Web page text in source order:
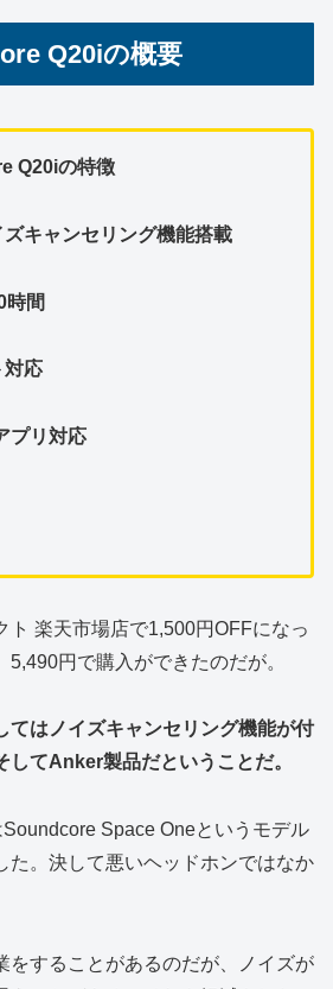
Q20iの概要
Q20iの特徴
ズキャンセリング機能搭載
時間
対応
プリ対応
ト 楽天市場店で1,500円OFFになっ
円で購入ができたのだが。
てはノイズキャンセリング機能が付
してAnker製品だということだ。
Space Oneというモデル
た。決して悪いヘッドホンではなか
をすることがあるのだが、ノイズが